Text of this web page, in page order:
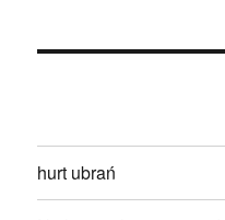
hurt ubrań